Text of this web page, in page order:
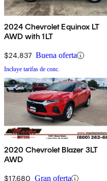
2024 Chevrolet Equinox LT
AWD with 1LT
$24,837 Buena oferta
Incluye tarifas de conc.
2020 Chevrolet Blazer 3LT
AWD
$17,680 Gran oferta